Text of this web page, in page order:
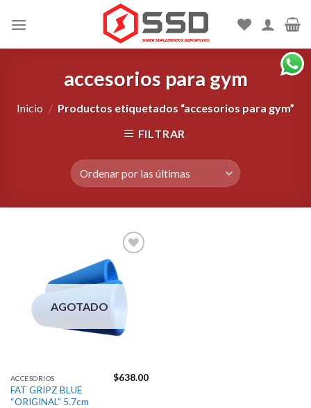
accesorios para gym
Inicio / Productos etiquetados “accesorios para gym”
FILTRAR
Agregar
Lista de
deseos
AGOTADO
ACCESORIOS
FAT GRIPZ BLUE
“ORIGINAL” 5.7cm
$638.00